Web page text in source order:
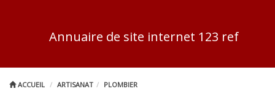
Annuaire de site internet 123 ref
ACCUEIL ARTISANAT PLOMBIER